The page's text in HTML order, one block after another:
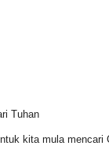
Tuhan
kita mula mencari